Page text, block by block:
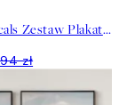
Rustic Botanicals Zestaw Plakatów
zł